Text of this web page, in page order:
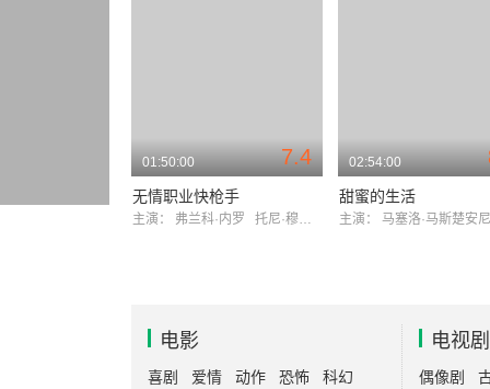
7.4
01:50:00
无情职业快枪手
主演： 弗兰科·内罗 托尼·穆萨蒂
02:54:00
甜蜜的生活
主演： 马塞洛·马斯楚安
电影
喜剧 爱情 动作 恐怖 科幻
电视剧
偶像剧